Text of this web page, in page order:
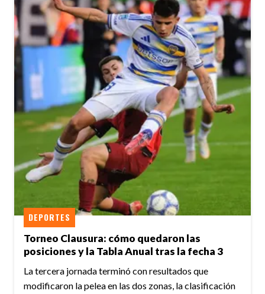
Torneo Clausura: cómo quedaron las
posiciones y la Tabla Anual tras la fecha 3
DEPORTES
La tercera jornada terminó con resultados que
modificaron la pelea en las dos zonas, la clasificación